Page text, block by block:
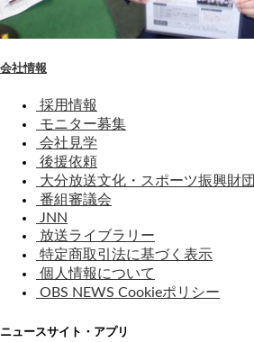
会社情報
採用情報
モニター募集
会社見学
後援依頼
大分放送文化・スポーツ振興財団
番組審議会
JNN
放送ライブラリー
特定商取引法に基づく表示
個人情報について
OBS NEWS Cookieポリシー
ニュースサイト・アプリ